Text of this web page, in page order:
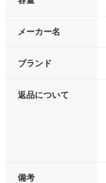
メーカー名
ブランド
返品について
備考